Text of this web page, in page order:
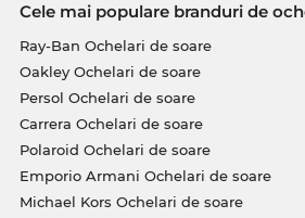
Cele mai populare branduri de
Ray-Ban Ochelari de soare
Oakley Ochelari de soare
Persol Ochelari de soare
Carrera Ochelari de soare
Polaroid Ochelari de soare
Emporio Armani Ochelari de soare
Michael Kors Ochelari de soare